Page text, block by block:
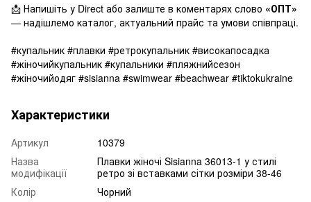
📩 Напишіть у Direct або залиште в коментарях слово «ОПТ»
— надішлемо каталог, актуальний прайс та умови співпраці.
#купальник #плавки #ретрокупальник #високапосадка
#жіночийкупальник #купальники #пляжнийсезон
#жіночийодяг #sisianna #swimwear #beachwear #tiktokukraine
Характеристики
Артикул
10379
Назва
модифікації
Плавки жіночі Sisianna 36013-1 у стилі
ретро зі вставками сітки розміри 38-46
Колір
Чорний